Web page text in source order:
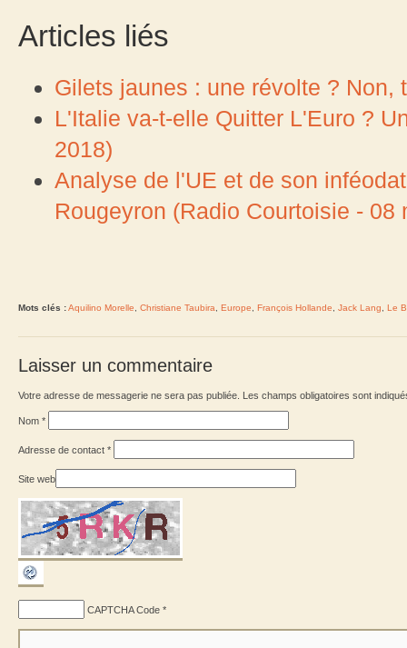
Articles liés
Gilets jaunes : une révolte ? Non,
L'Italie va-t-elle Quitter L'Euro ?
2018)
Analyse de l'UE et de son
Rougeyron (Radio Courtoisie - 08
Mots clés :Aquilino Morelle Christiane Taubira Europe François Hollande Jack Lang Le
Laisser un commentaire
Votre adresse de messagerie ne sera pas publiée. Les champs obligatoires sont
Nom *
Adresse de contact *
Site web
CAPTCHA Code *